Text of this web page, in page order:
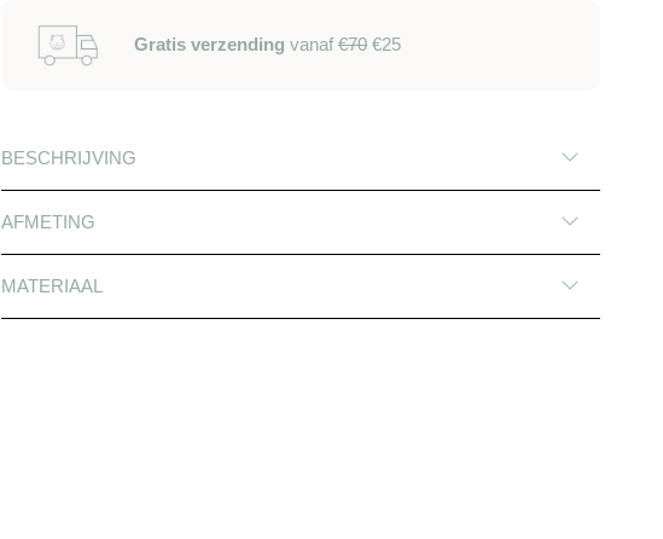
Gratis verzending vanaf €70 €25
BESCHRIJVING
AFMETING
MATERIAAL